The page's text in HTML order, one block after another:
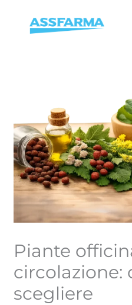
Piante
circolazione:
scegliere